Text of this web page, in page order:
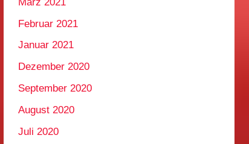
Februar 2021
Januar 2021
Dezember 2020
September 2020
August 2020
Juli 2020